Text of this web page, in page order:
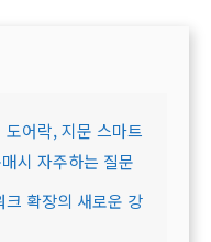
어락, 지문 스마트
시 자주하는 질문
확장의 새로운 강